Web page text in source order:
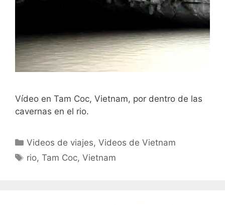
Vídeo en Tam Coc, Vietnam, por dentro de las
cavernas en el rio.
Categorías
Videos de viajes,Videos de Vietnam
Etiquetas
rio,Tam Coc,Vietnam